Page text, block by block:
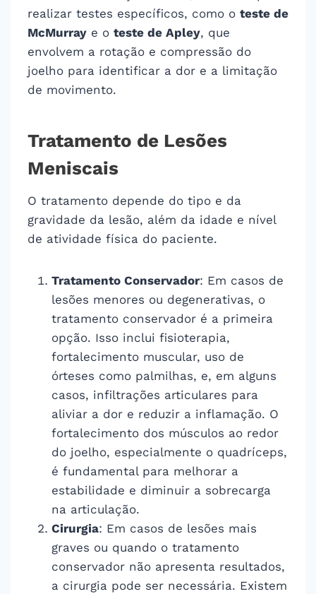
realizar testes específicos, como o teste de
McMurraye o teste de Apley, que
envolvem a rotação e compressão do
joelho para identificar a dor e a limitação
de movimento.
Tratamento de Lesões
Meniscais
O tratamento depende do tipo e da
gravidade da lesão, além da idade e nível
de atividade física do paciente.
Tratamento Conservador: Em casos de
lesões menores ou degenerativas, o
tratamento conservador é a primeira
opção. Isso inclui fisioterapia,
fortalecimento muscular, uso de
órteses como palmilhas, e, em alguns
casos, infiltrações articulares para
aliviar a dor e reduzir a inflamação. O
fortalecimento dos músculos ao redor
do joelho, especialmente o quadríceps,
é fundamental para melhorar a
estabilidade e diminuir a sobrecarga
na articulação.
Cirurgia: Em casos de lesões mais
graves ou quando o tratamento
conservador não apresenta resultados,
a cirurgia pode ser necessária. Existem